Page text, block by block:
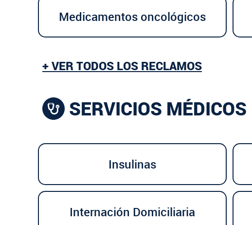
Medicamentos oncológicos
+ VER TODOS LOS RECLAMOS
SERVICIOS MÉDICOS
Insulinas
Internación Domiciliaria